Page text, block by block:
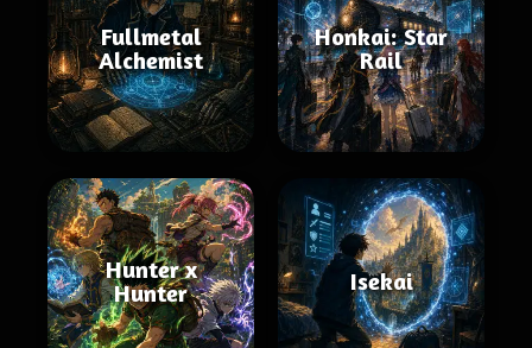
Fullmetal
Alchemist
Honkai: Star
Rail
Hunter x
Hunter
Isekai